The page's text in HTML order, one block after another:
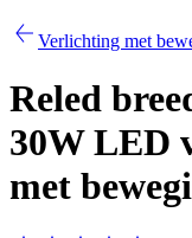
Verlichting met
Reled
30W LED
met